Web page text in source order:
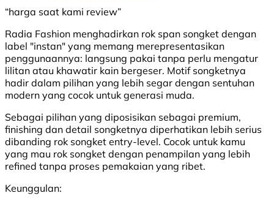
“harga saat kami review”
Radia Fashion menghadirkan rok span songket dengan
label "instan" yang memang merepresentasikan
penggunaannya: langsung pakai tanpa perlu mengatur
lilitan atau khawatir kain bergeser. Motif songketnya
hadir dalam pilihan yang lebih segar dengan sentuhan
modern yang cocok untuk generasi muda.
Sebagai pilihan yang diposisikan sebagai premium,
finishing dan detail songketnya diperhatikan lebih serius
dibanding rok songket entry-level. Cocok untuk kamu
yang mau rok songket dengan penampilan yang lebih
refined tanpa proses pemakaian yang ribet.
Keunggulan: